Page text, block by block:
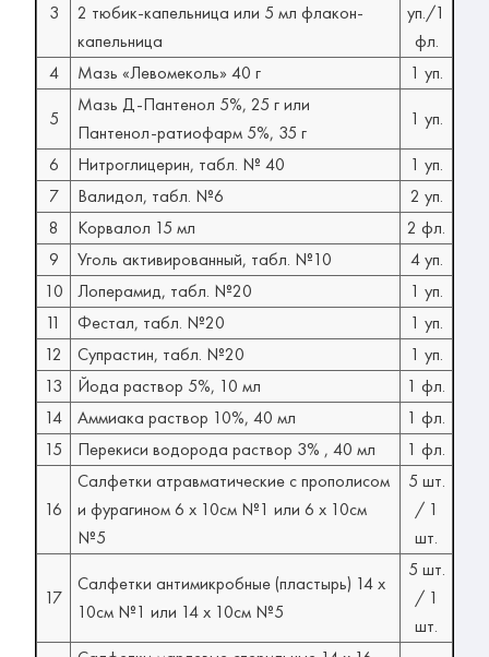
3
2 тюбик-капельница или 5 мл флакон-
капельница
уп./1
фл.
4
Мазь «Левомеколь» 40 г
1 уп.
5
Мазь Д-Пантенол 5%, 25 г или
Пантенол-ратиофарм 5%, 35 г
1 уп.
6
Нитроглицерин, табл. № 40
1 уп.
7
Валидол, табл. №6
2 уп.
8
Корвалол 15 мл
2 фл.
9
Уголь активированный, табл. №10
4 уп.
10
Лоперамид, табл. №20
1 уп.
11
Фестал, табл. №20
1 уп.
12
Супрастин, табл. №20
1 уп.
13
Йода раствор 5%, 10 мл
1 фл.
14
Аммиака раствор 10%, 40 мл
1 фл.
15
Перекиси водорода раствор 3% , 40 мл 1 фл.
16
Салфетки атравматические с прополисом
и фурагином 6 х 10см №1 или 6 х 10см
№5
5 шт.
/ 1
шт.
17
Салфетки антимикробные (пластырь) 14 х
10см №1 или 14 х 10см №5
5 шт.
/ 1
шт.